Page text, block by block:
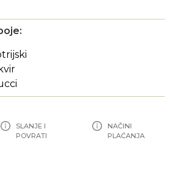
SLANJE I
POVRATI
NAČINI
PLAĆANJA